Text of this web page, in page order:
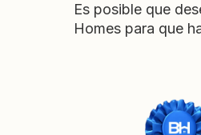
Es posible que
Homes para que